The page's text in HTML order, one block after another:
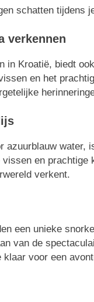
schatten tijdens
verkennen
in Kroatië, biedt
en het
azuurblauw water,
en prachtige
verkent.
een unieke
van de
voor een